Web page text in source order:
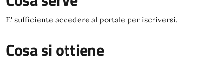
E' sufficiente accedere al portale per iscriversi.
Cosa si ottiene